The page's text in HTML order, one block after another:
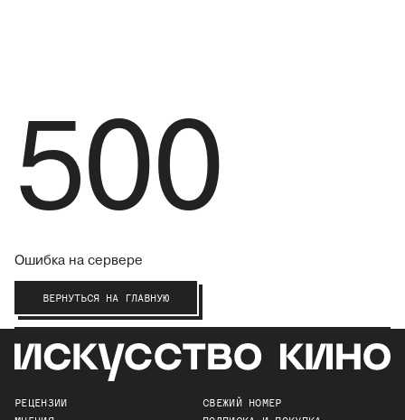
500
Ошибка на сервере
ВЕРНУТЬСЯ НА ГЛАВНУЮ
РЕЦЕНЗИИ
СВЕЖИЙ НОМЕР